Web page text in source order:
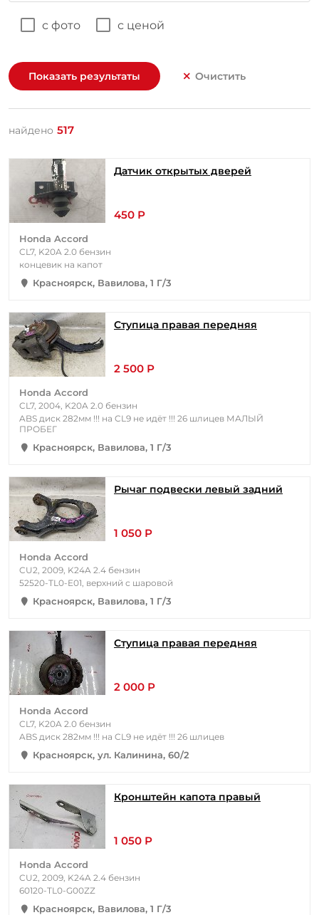
с фото с ценой
Показать результаты Очистить
найдено 517
Датчик открытых дверей
450 Р
Honda Accord
CL7, K20A 2.0 бензин
концевик на капот
Красноярск, Вавилова, 1 Г/3
Ступица правая передняя
2 500 Р
Honda Accord
CL7, 2004, K20A 2.0 бензин
ABS диск 282мм !!! на CL9 не идёт !!! 26 шлицев МАЛЫЙ
ПРОБЕГ
Красноярск, Вавилова, 1 Г/3
Рычаг подвески левый задний
1 050 Р
Honda Accord
CU2, 2009, K24A 2.4 бензин
52520-TL0-E01, верхний с шаровой
Красноярск, Вавилова, 1 Г/3
Ступица правая передняя
2 000 Р
Honda Accord
CL7, K20A 2.0 бензин
ABS диск 282мм !!! на CL9 не идёт !!! 26 шлицев
Красноярск, ул. Калинина, 60/2
Кронштейн капота правый
1 050 Р
Honda Accord
CU2, 2009, K24A 2.4 бензин
60120-TL0-G00ZZ
Красноярск, Вавилова, 1 Г/3